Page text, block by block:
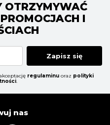
OTRZYMYWAĆ
I
Zapisz się
regulaminu oraz polityki
.
nas